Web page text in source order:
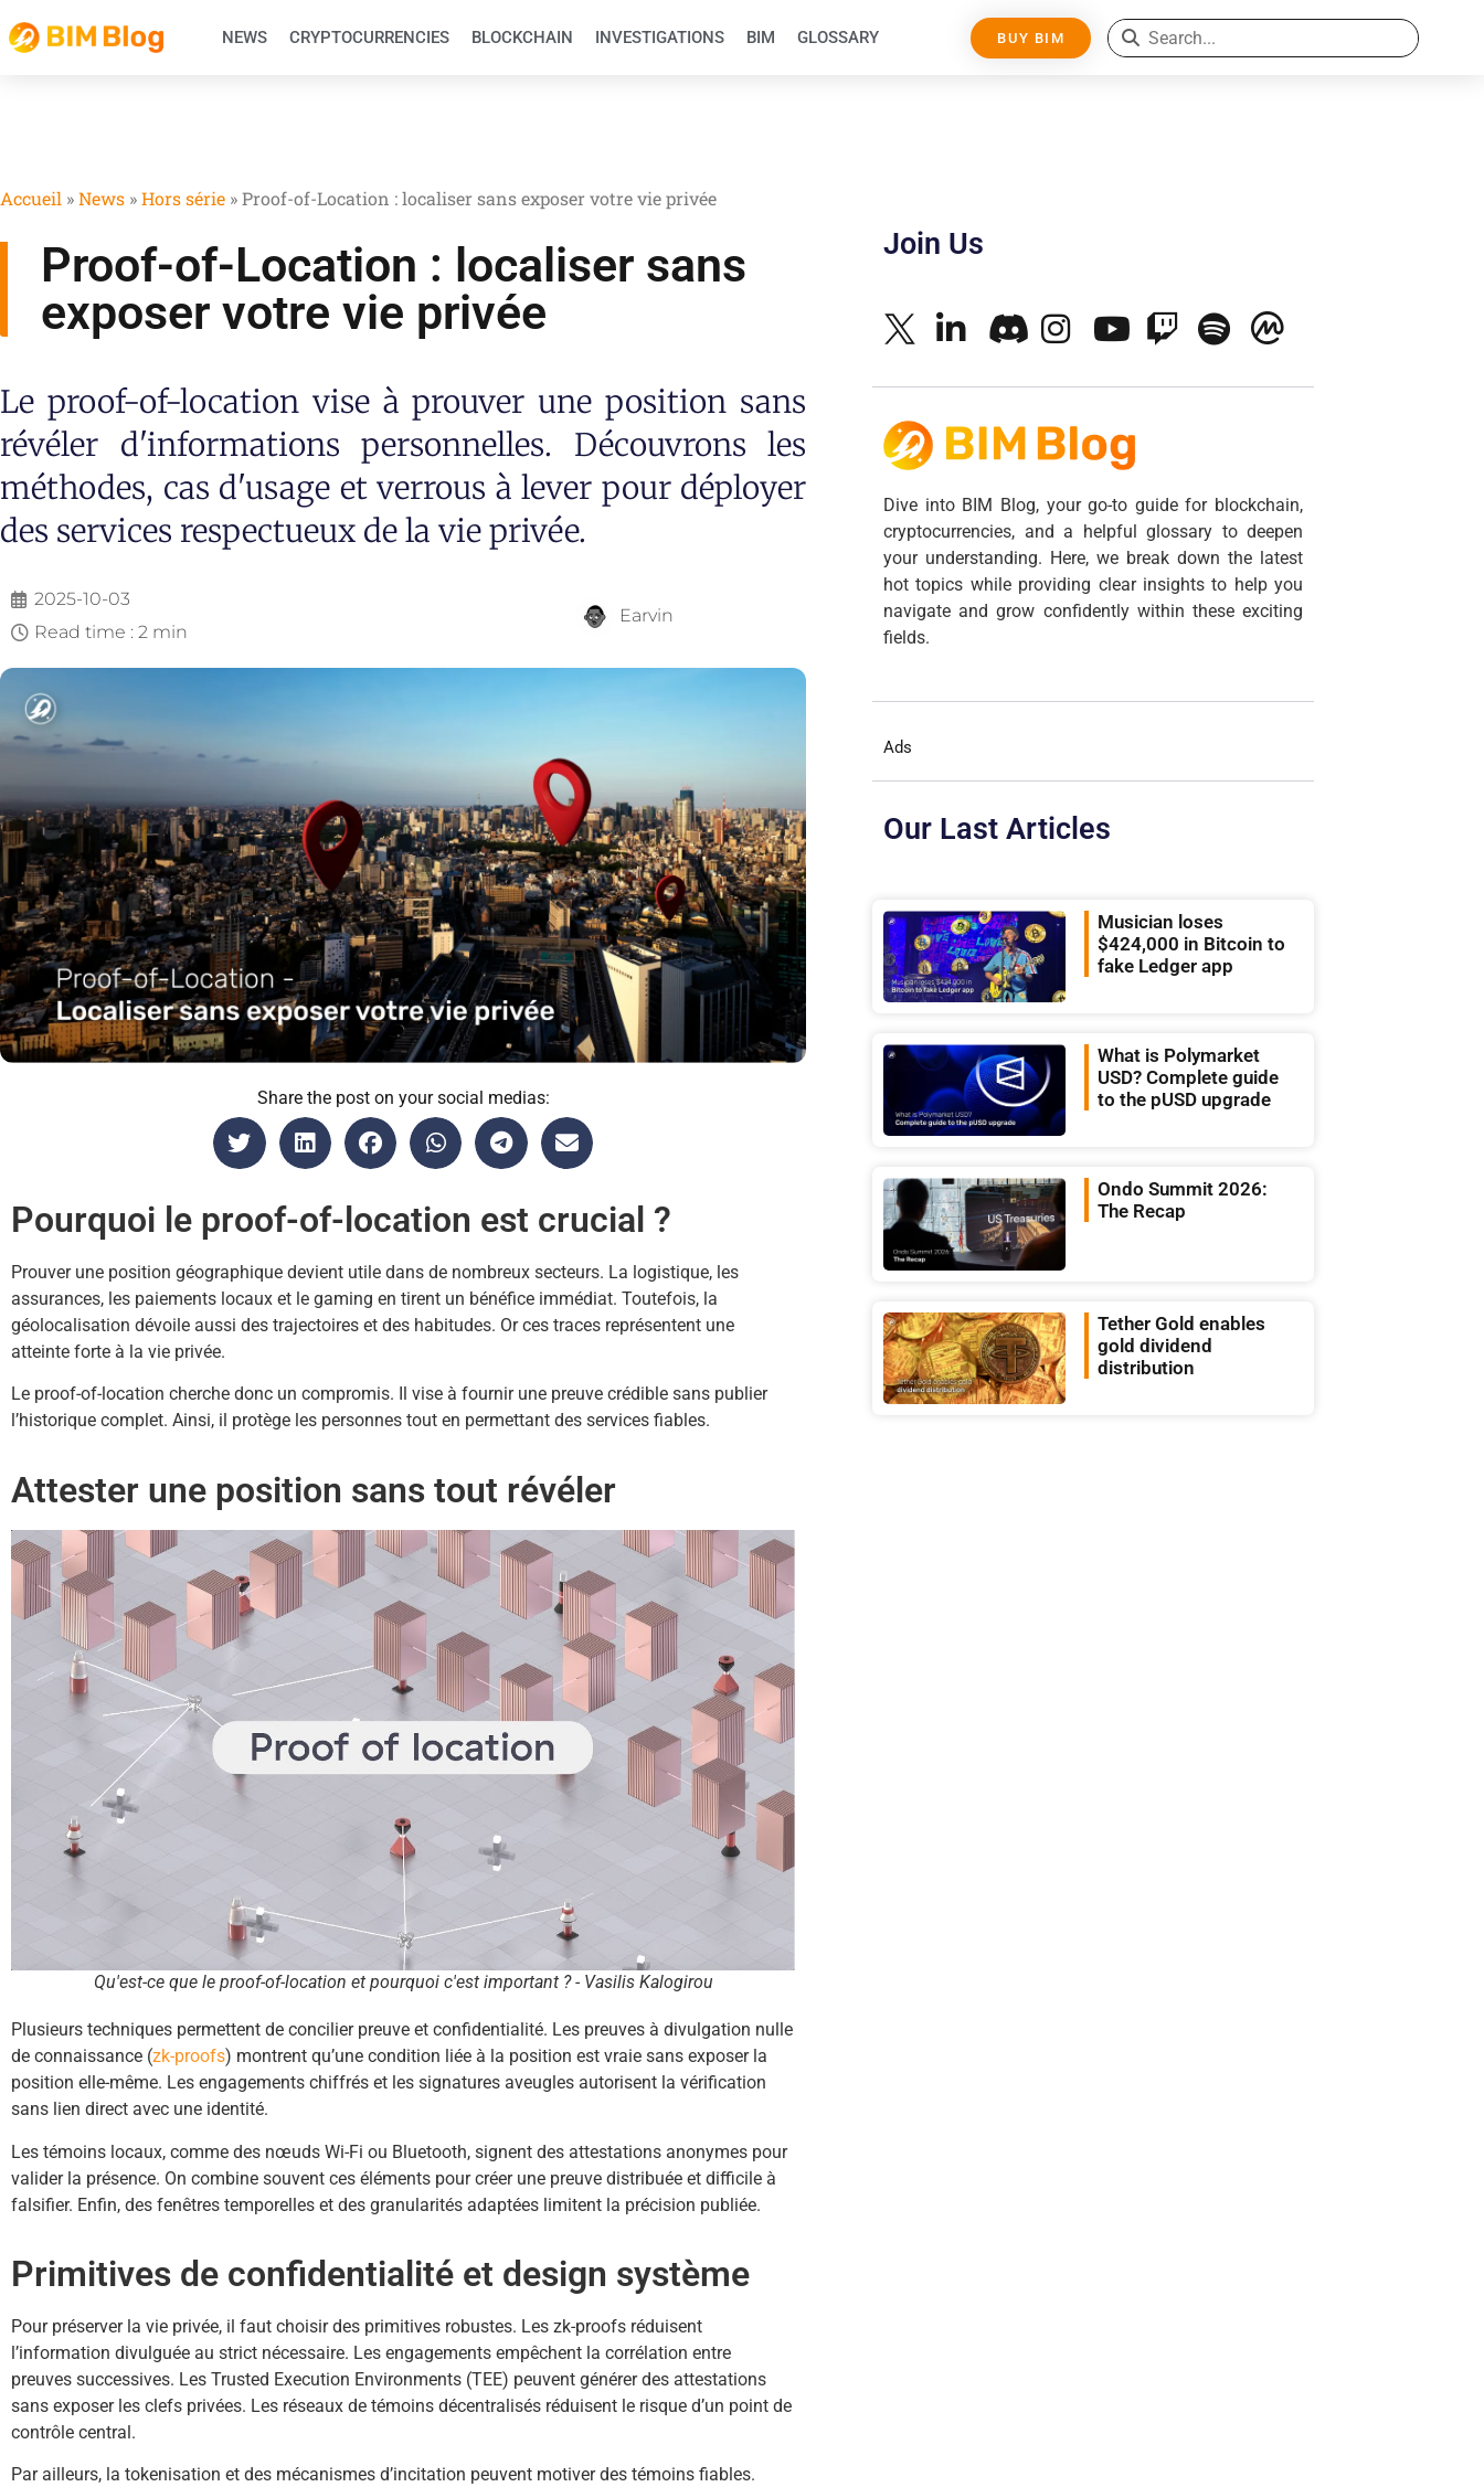
NEWS CRYPTOCURRENCIES BLOCKCHAIN INVESTIGATIONS BIM GLOSSARY BUY BIM
Accueil »News »Hors série »Proof-of-Location : localiser sans exposer votre vie privée
Proof-of-Location : localiser sans
exposer votre vie privée
Le proof-of-location vise à prouver une position sans
révéler d'informations personnelles. Découvrons les
méthodes, cas d'usage et verrous à lever pour déployer
des services respectueux de la vie privée.
2025-10-03
Read time : 2 min
Earvin
Share the post on your social medias:
Pourquoi le proof-of-location est crucial ?
Prouver une position géographique devient utile dans de nombreux secteurs. La logistique, les
assurances, les paiements locaux et le gaming en tirent un bénéfice immédiat. Toutefois, la
géolocalisation dévoile aussi des trajectoires et des habitudes. Or ces traces représentent une
atteinte forte à la vie privée.
Le proof-of-location cherche donc un compromis. Il vise à fournir une preuve crédible sans publier
l’historique complet. Ainsi, il protège les personnes tout en permettant des services fiables.
Attester une position sans tout révéler
Qu'est-ce que le proof-of-location et pourquoi c'est important ? - Vasilis Kalogirou
Plusieurs techniques permettent de concilier preuve et confidentialité. Les preuves à divulgation nulle
de connaissance (zk-proofs) montrent qu’une condition liée à la position est vraie sans exposer la
position elle-même. Les engagements chiffrés et les signatures aveugles autorisent la vérification
sans lien direct avec une identité.
Les témoins locaux, comme des nœuds Wi-Fi ou Bluetooth, signent des attestations anonymes pour
valider la présence. On combine souvent ces éléments pour créer une preuve distribuée et difficile à
falsifier. Enfin, des fenêtres temporelles et des granularités adaptées limitent la précision publiée.
Primitives de confidentialité et design système
Pour préserver la vie privée, il faut choisir des primitives robustes. Les zk-proofs réduisent
l’information divulguée au strict nécessaire. Les engagements empêchent la corrélation entre
preuves successives. Les Trusted Execution Environments (TEE) peuvent générer des attestations
sans exposer les clefs privées. Les réseaux de témoins décentralisés réduisent le risque d’un point de
contrôle central.
Par ailleurs, la tokenisation et des mécanismes d’incitation peuvent motiver des témoins fiables.
Join Us
Dive into BIM Blog, your go-to guide for blockchain,
cryptocurrencies, and a helpful glossary to deepen
your understanding. Here, we break down the latest
hot topics while providing clear insights to help you
navigate and grow confidently within these exciting
fields.
Ads
Our Last Articles
Musician loses
$424,000 in Bitcoin to
fake Ledger app
What is Polymarket
USD? Complete guide
to the pUSD upgrade
Ondo Summit 2026:
The Recap
Tether Gold enables
gold dividend
distribution